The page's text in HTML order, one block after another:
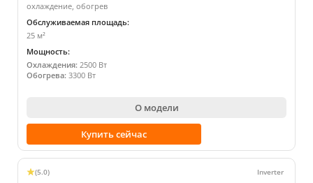
охлаждение, обогрев
Обслуживаемая площадь:
25 м²
Мощность:
Охлаждения: 2500 Вт
Обогрева: 3300 Вт
О модели
Купить сейчас
(5.0)